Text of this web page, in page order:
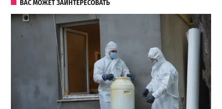
ВАС МОЖЕТ ЗАИНТЕРЕСОВАТЬ